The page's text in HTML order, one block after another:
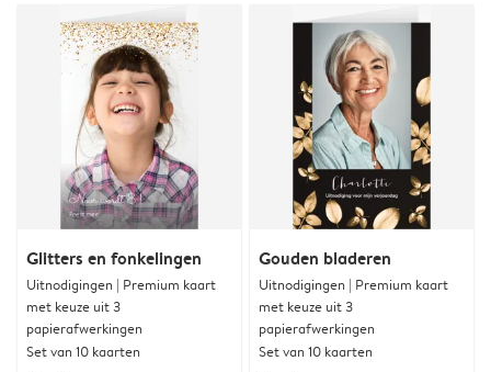
Glitters en fonkelingen
Uitnodigingen | Premium kaart
met keuze uit 3
papierafwerkingen
Set van 10 kaarten
Gouden bladeren
Uitnodigingen | Premium kaart
met keuze uit 3
papierafwerkingen
Set van 10 kaarten